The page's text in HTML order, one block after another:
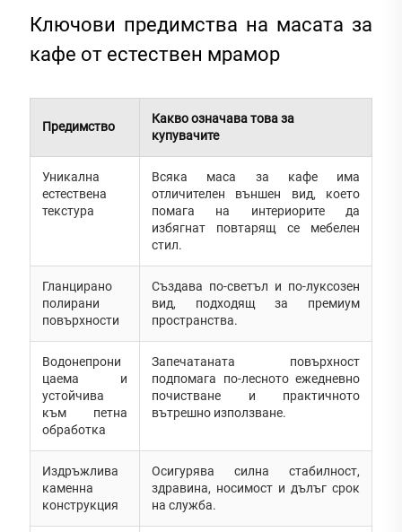
Ключови предимства на масата за
кафе от естествен мрамор
Предимство
Какво означава това за
купувачите
Уникална
естествена
текстура
Всяка маса за кафе има
отличителен външен вид, което
помага на интериорите да
избягнат повтарящ се мебелен
стил.
Гланцирано
полирани
повърхности
Създава по-светъл и по-луксозен
вид, подходящ за премиум
пространства.
Водонепрони
цаема и
устойчива
към петна
обработка
Запечатаната повърхност
подпомага по-лесното ежедневно
почистване и практичното
вътрешно използване.
Издръжлива
каменна
конструкция
Осигурява силна стабилност,
здравина, носимост и дълъг срок
на служба.